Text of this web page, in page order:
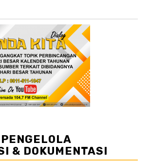
& DOKUMENTASI